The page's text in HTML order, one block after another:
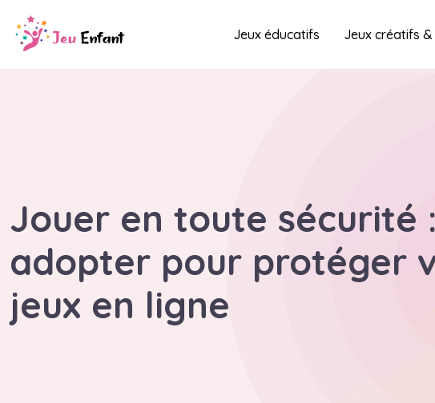
Jeux éducatifs Jeux créatifs
Jouer en toute sécurité
adopter pour protéger
jeux en ligne